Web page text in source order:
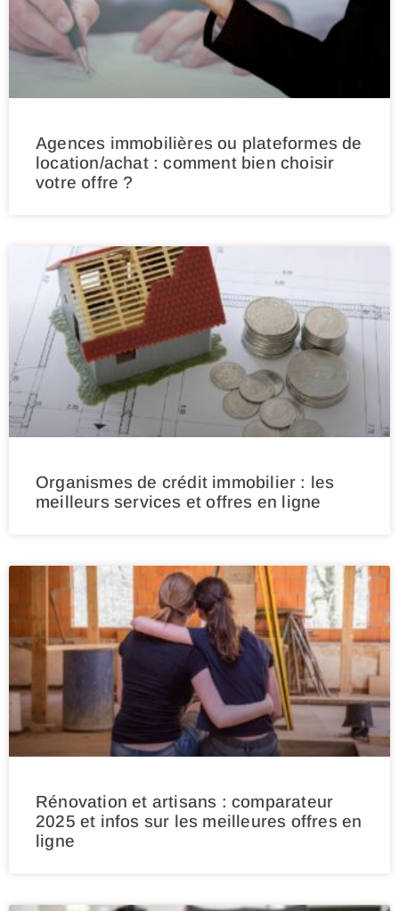
Agences immobilières ou plateformes de
location/achat : comment bien choisir
votre offre ?
Organismes de crédit immobilier : les
meilleurs services et offres en ligne
Rénovation et artisans : comparateur
2025 et infos sur les meilleures offres en
ligne